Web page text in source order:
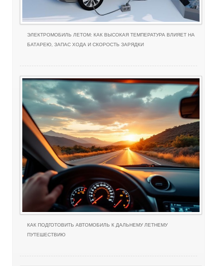
ЭЛЕКТРОМОБИЛЬ ЛЕТОМ: КАК ВЫСОКАЯ ТЕМПЕРАТУРА ВЛИЯЕТ НА
БАТАРЕЮ, ЗАПАС ХОДА И СКОРОСТЬ ЗАРЯДКИ
КАК ПОДГОТОВИТЬ АВТОМОБИЛЬ К ДАЛЬНЕМУ ЛЕТНЕМУ
ПУТЕШЕСТВИЮ